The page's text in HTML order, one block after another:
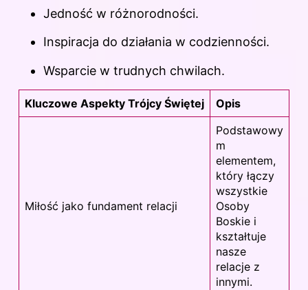
Jedność w różnorodności.
Inspiracja do działania w codzienności.
Wsparcie w trudnych chwilach.
Kluczowe Aspekty Trójcy Świętej Opis
Miłość jako fundament relacji
Podstawowy
m
elementem,
który łączy
wszystkie
Osoby
Boskie i
kształtuje
nasze
relacje z
innymi.